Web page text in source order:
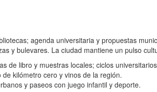
agenda universitaria y propuestas
y bulevares. La ciudad mantiene un pulso
de libro y muestras locales; ciclos
kilómetro cero y vinos de la región.
y paseos con juego infantil y deporte.